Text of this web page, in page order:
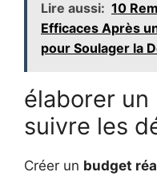
Lire aussi: 10
Efficaces Après
pour Soulager la
élaborer
suivre les
Créer un budget